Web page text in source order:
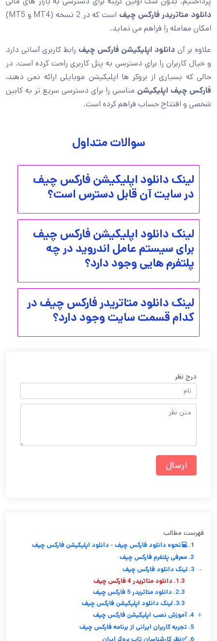
دانلود متاتریدر فارکس چیف
است که در 2 نسخه (MT4 و MT5)
امکان معامله را فراهم می نماید.
علاوه بر آندانلود اپلیکیشن فارکس چیف رابط کاربری آسانی دارد
و خیال کاربران را برای دسترسی به پنل کاربری راحت کرده است. در
حالی که بسیاری از بروکر ها اپلیکیشن موبایلی ارائه نمی دهند،
فارکس چیف اپلیکیشن مناسبی را برای دسترسی سریع تر به کابین
شخصی و افتتاح حساب فراهم کرده است.
سوالات متداول
لینک دانلود اپلیکیشن فارکس چیف
در سایت آن قابل دسترس است؟
لینک دانلود اپلیکیشن فارکس چیف
برای سیستم عامل اندروید در چه
پلتفرم هایی وجود دارد؟
لینک دانلود متاتریدر فارکس چیف در
کدام قسمت سایت وجود دارد؟
درج نظر
فهرست مطالب
1. 💻نحوه دانلود فارکس چیف - دانلود اپلیکیشن فارکس چیف
2. معرفی پلتفرم فارکس چیف
3. لینک دانلود فارکس چیف -
1.3. دانلود متاتریدر 4 فارکس چیف
2.3. دانلود متاتریدر 5 فارکس چیف
3.3. لینک دانلود اپلیکیشن فارکس چیف
4. آموزش نصب اپلیکیشن فارکس چیف +
5. تجربه کاربران ایرانی از برنامه فارکس چیف